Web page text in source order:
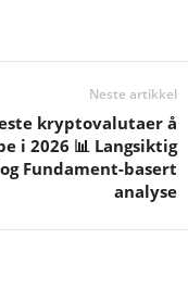
Neste artikkel
kryptovalutaer å
i 2026 📊 Langsiktig
og Fundament-basert
analyse